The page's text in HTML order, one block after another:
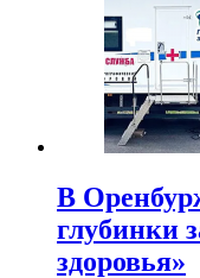
В
глубинки
здоровья»